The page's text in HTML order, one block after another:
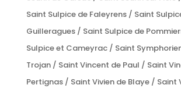
Saint Sulpice de Faleyrens / Saint
Guilleragues / Saint Sulpice de
Sulpice et Cameyrac / Saint
Trojan / Saint Vincent de Paul / Saint
Pertignas / Saint Vivien de Blaye / Saint